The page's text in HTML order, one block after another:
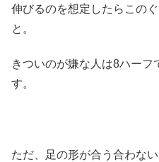
伸びるのを想定したらこの
と。
きついのが嫌な人は8ハーフ
す。
ただ、足の形が合う合わな